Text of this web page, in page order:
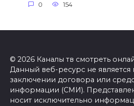
0 154
© 2026 Каналы тв смотреть
Данный веб-ресурс не
заключении договора или
информации (СМИ).
носит исключительно